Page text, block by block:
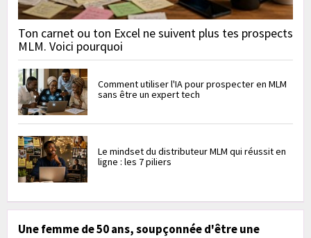
Ton carnet ou ton Excel ne suivent plus tes prospects
MLM. Voici pourquoi
Comment utiliser l'IA pour prospecter en MLM
sans être un expert tech
Le mindset du distributeur MLM qui réussit en
ligne : les 7 piliers
Une femme de 50 ans, soupçonnée d'être une